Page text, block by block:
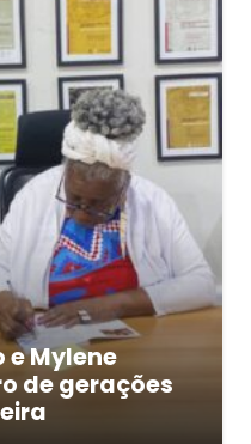
e Mylene
de gerações